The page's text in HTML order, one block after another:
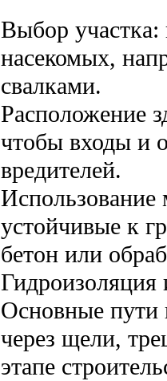
Выбор участка:
насекомых,
свалками.
Расположение
чтобы входы и
вредителей.
Использование
устойчивые к
бетон или
Гидроизоляция
Основные пути
через щели,
этапе